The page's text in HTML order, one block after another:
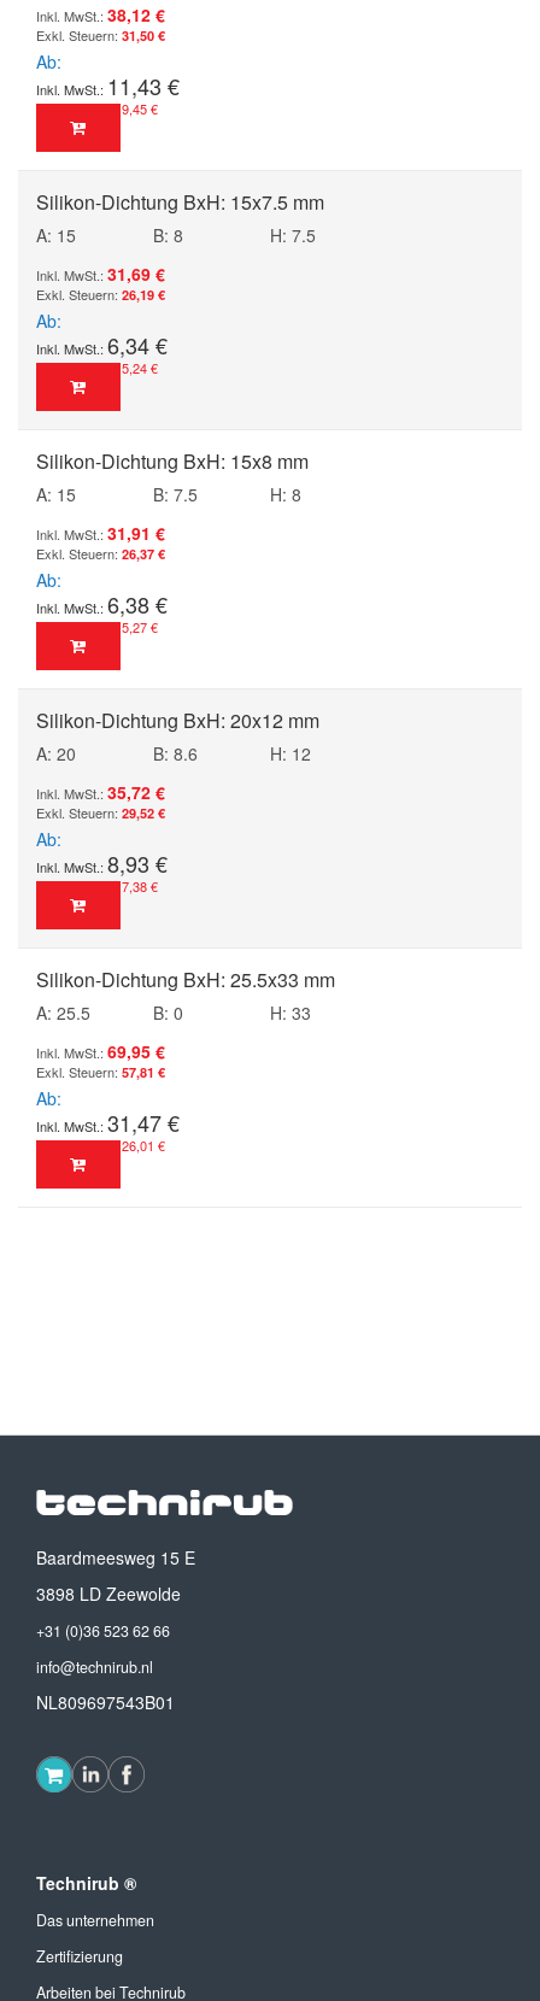
38,12 €
31,50 €
Ab
11,43 €
9,45 €
Silikon-Dichtung BxH: 15x7.5 mm
A: 15 B: 8
H: 7.5
31,69 €
26,19 €
Ab
6,34 €
5,24 €
Silikon-Dichtung BxH: 15x8 mm
A: 15 B: 7.5
H: 8
31,91 €
26,37 €
Ab
6,38 €
5,27 €
Silikon-Dichtung BxH: 20x12 mm
A: 20 B: 8.6
H: 12
35,72 €
29,52 €
Ab
8,93 €
7,38 €
Silikon-Dichtung BxH: 25.5x33 mm
A: 25.5 B: 0
H: 33
69,95 €
57,81 €
Ab
31,47 €
26,01 €
Baardmeesweg 15 E
3898 LD Zeewolde
+31 (0)36 523 62 66
info@technirub.nl
NL809697543B01
Technirub ®
Das unternehmen
Zertifizierung
Arbeiten bei Technirub